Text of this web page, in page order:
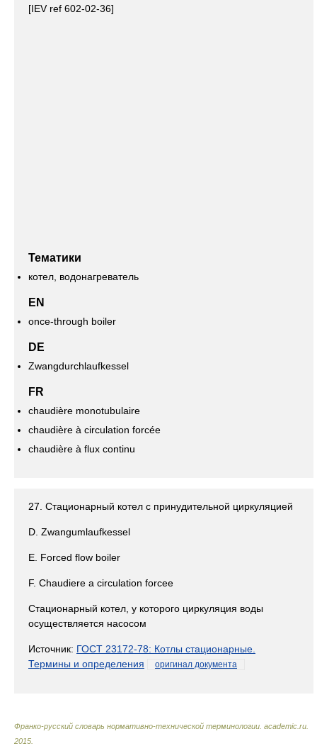
[IEV ref 602-02-36]
Тематики
котел, водонагреватель
EN
once-through boiler
DE
Zwangdurchlaufkessel
FR
chaudière monotubulaire
chaudière à circulation forcée
chaudière à flux continu
27. Стационарный котел с принудительной циркуляцией
D. Zwangumlaufkessel
E. Forced flow boiler
F. Chaudiere a circulation forcee
Стационарный котел, у которого циркуляция воды
осуществляется насосом
Источник: ГОСТ 23172-78: Котлы стационарные.
Термины и определения
оригинал документа
Франко-русский словарь нормативно-технической терминологии academic.ru
2015